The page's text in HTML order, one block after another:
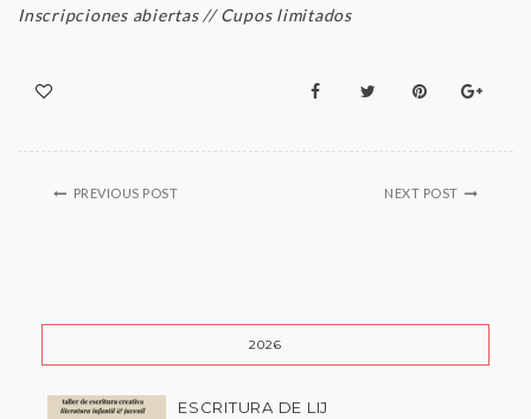
Inscripciones abiertas // Cupos limitados
PREVIOUS POST NEXT POST
2026
ESCRITURA DE LIJ